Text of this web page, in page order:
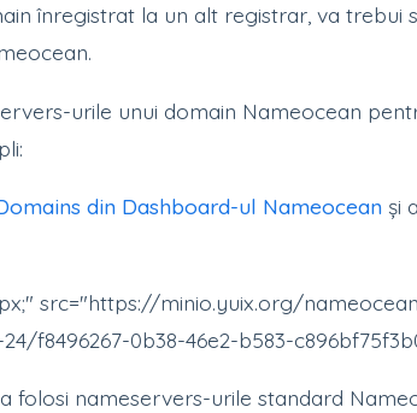
înregistrat la un alt registrar, va trebui
urile unui domain Nameocean
din Dashboard-ul Nameocean și
src="https://minio.yuix.org/
f8496267-0b38-46e2-b583-
folosi nameservers-urile standard